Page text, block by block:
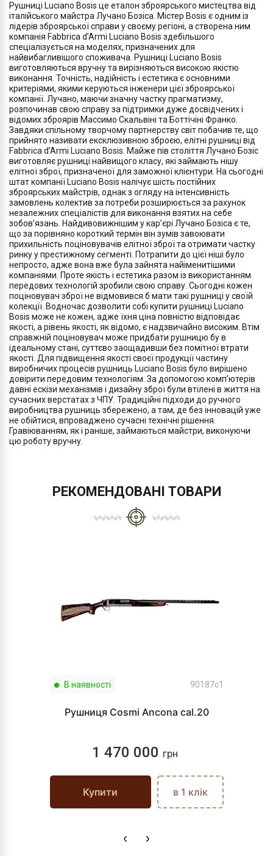
Рушниці Luciano Bosis це еталон зброярського мистецтва від
італійського майстра Лучано Бозіса. Містер Bosis є одним із
лідерів зброярської справи у своєму регіоні, а створена ним
компанія Fabbrica d’Armi Luciano Bosis здебільшого
спеціалізується на моделях, призначених для
найвибагливішого споживача. Рушниці Luciano Bosis
виготовляються вручну та вирізняються високою якістю
виконання. Точність, надійність і естетика є основними
критеріями, якими керуються інженери цієї зброярської
компанії. Лучано, маючи значну частку прагматизму,
розпочинав свою справу за підтримки дуже досвідчених і
відомих зброярів Массимо Скальвіні та Боттічіні Франко.
Завдяки спільному творчому партнерству світ побачив те, що
прийнято називати ексклюзивною зброєю, елітні рушниці від
Fabbrica d’Armi Luciano Bosis. Майже пів століття Лучано Бозіс
виготовляє рушниці найвищого класу, які займають нішу
елітної зброї, призначеної для заможної клієнтури. На сьогодні
штат компанії Luciano Bosis налічує шість постійних
зброярських майстрів, однак з огляду на інтенсивність
замовлень колектив за потреби розширюється за рахунок
незалежних спеціалістів для виконання взятих на себе
зобов’язань. Найдивовижнішим у кар’єрі Лучано Бозіса є те,
що за порівняно короткий термін він зумів завоювати
прихильність поціновувачів елітної зброї та отримати частку
ринку у престижному сегменті. Потрапити до цієї ніші було
непросто, адже вона вже була зайнята найіменитішими
компаніями. Проте якість і естетика разом із використанням
передових технологій зробили свою справу. Сьогодні кожен
поціновувач зброї не відмовився б мати такі рушниці у своїй
колекції. Водночас дозволити собі купити рушниці Luciano
Bosis може не кожен, адже їхня ціна повністю відповідає
якості, а рівень якості, як відомо, є надзвичайно високим. Втім
справжній поціновувач може придбати рушницю бу в
ідеальному стані, суттєво заощадивши без помітної втрати
якості. Для підвищення якості своєї продукції частину
виробничих процесів рушниць Luciano Bosis було вирішено
довірити передовим технологіям. За допомогою комп’ютерів
давні ескізи механізмів і дизайну зброї були втілені в життя на
сучасних верстатах з ЧПУ. Традиційні підходи до ручного
виробництва рушниць збережено, а там, де без інновацій уже
не обійтися, впроваджено сучасні технічні рішення.
Гравіюванням, як і раніше, займаються майстри, виконуючи
цю роботу вручну.
РЕКОМЕНДОВАНІ ТОВАРИ
В наявності 90187c1
Рушниця Cosmi Ancona cal.20
1 470 000 грн
Купити в 1 клік